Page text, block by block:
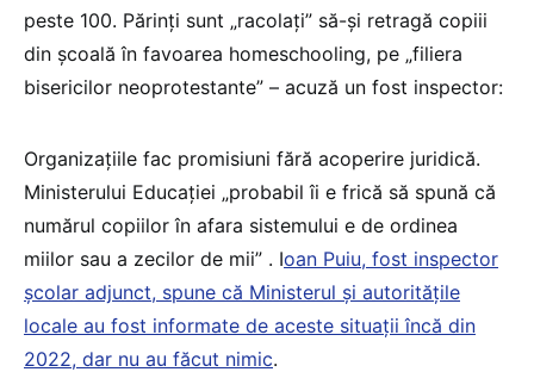
peste 100. Părinți sunt „racolați” să-și retragă copiii
din școală în favoarea homeschooling, pe „filiera
bisericilor neoprotestante” – acuză un fost inspector:
Organizațiile fac promisiuni fără acoperire juridică.
Ministerului Educației „probabil îi e frică să spună că
numărul copiilor în afara sistemului e de ordinea
miilor sau a zecilor de mii” . Ioan Puiu, fost inspector
școlar adjunct, spune că Ministerul și autoritățile
locale au fost informate de aceste situații încă din
2022, dar nu au făcut nimic.